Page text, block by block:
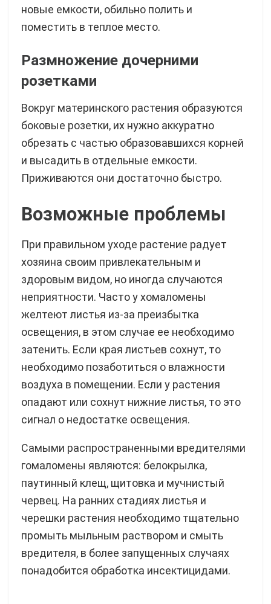
новые емкости, обильно полить и
поместить в теплое место.
Размножение дочерними
розетками
Вокруг материнского растения образуются
боковые розетки, их нужно аккуратно
обрезать с частью образовавшихся корней
и высадить в отдельные емкости.
Приживаются они достаточно быстро.
Возможные проблемы
При правильном уходе растение радует
хозяина своим привлекательным и
здоровым видом, но иногда случаются
неприятности. Часто у хомаломены
желтеют листья из-за преизбытка
освещения, в этом случае ее необходимо
затенить. Если края листьев сохнут, то
необходимо позаботиться о влажности
воздуха в помещении. Если у растения
опадают или сохнут нижние листья, то это
сигнал о недостатке освещения.
Самыми распространенными вредителями
гомаломены являются: белокрылка,
паутинный клещ, щитовка и мучнистый
червец. На ранних стадиях листья и
черешки растения необходимо тщательно
промыть мыльным раствором и смыть
вредителя, в более запущенных случаях
понадобится обработка инсектицидами.